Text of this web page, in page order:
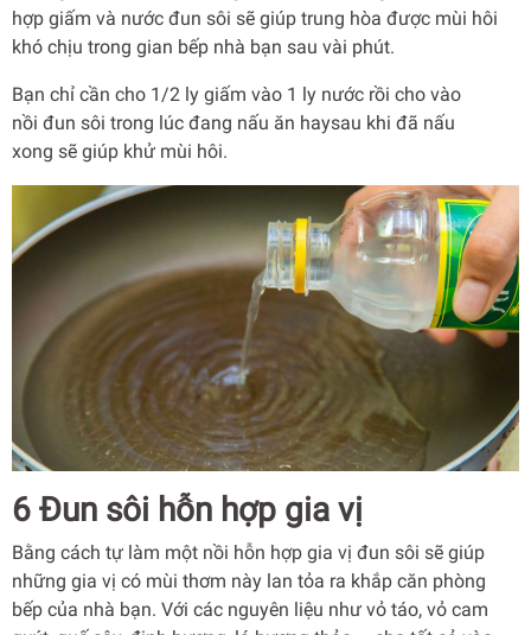
hợp giấm và nước đun sôi sẽ giúp trung hòa được mùi hôi
khó chịu trong gian bếp nhà bạn sau vài phút.
Bạn chỉ cần cho 1/2 ly giấm vào 1 ly nước rồi cho vào
nồi đun sôi trong lúc đang nấu ăn haysau khi đã nấu
xong sẽ giúp khử mùi hôi.
6 Đun sôi hỗn hợp gia vị
Bằng cách tự làm một nồi hỗn hợp gia vị đun sôi sẽ giúp
những gia vị có mùi thơm này lan tỏa ra khắp căn phòng
bếp của nhà bạn. Với các nguyên liệu như vỏ táo, vỏ cam